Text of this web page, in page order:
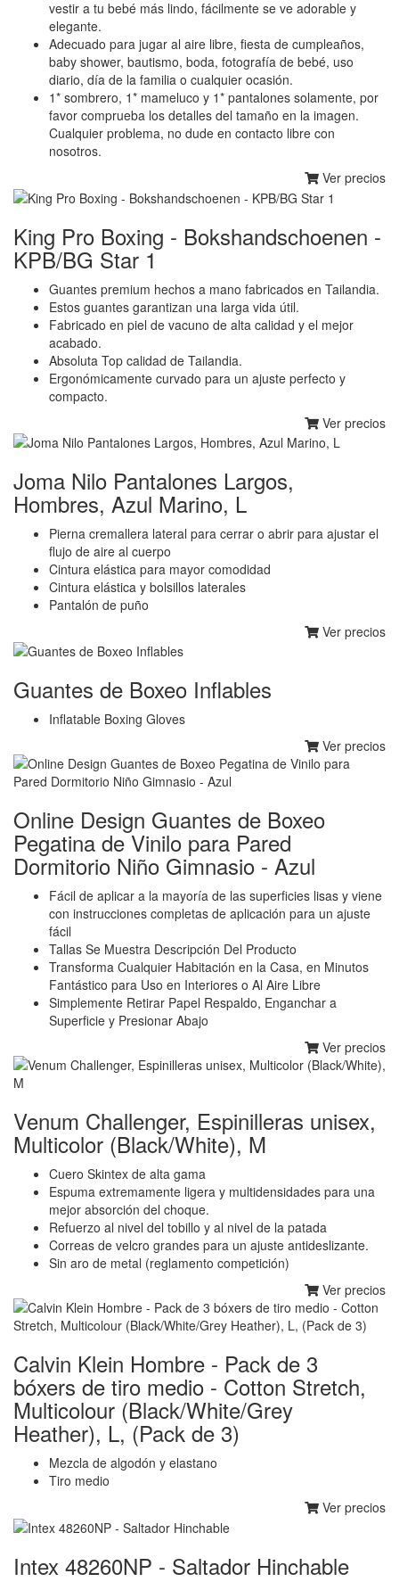
vestir a tu bebé más lindo, fácilmente se ve adorable y
elegante.
Adecuado para jugar al aire libre, fiesta de cumpleaños,
baby shower, bautismo, boda, fotografía de bebé, uso
diario, día de la familia o cualquier ocasión.
1* sombrero, 1* mameluco y 1* pantalones solamente, por
favor comprueba los detalles del tamaño en la imagen.
Cualquier problema, no dude en contacto libre con
nosotros.
Ver precios
King Pro Boxing - Bokshandschoenen -
KPB/BG Star 1
Guantes premium hechos a mano fabricados en Tailandia.
Estos guantes garantizan una larga vida útil.
Fabricado en piel de vacuno de alta calidad y el mejor
acabado.
Absoluta Top calidad de Tailandia.
Ergonómicamente curvado para un ajuste perfecto y
compacto.
Ver precios
Joma Nilo Pantalones Largos,
Hombres, Azul Marino, L
Pierna cremallera lateral para cerrar o abrir para ajustar el
flujo de aire al cuerpo
Cintura elástica para mayor comodidad
Cintura elástica y bolsillos laterales
Pantalón de puño
Ver precios
Guantes de Boxeo Inflables
Inflatable Boxing Gloves
Ver precios
Online Design Guantes de Boxeo
Pegatina de Vinilo para Pared
Dormitorio Niño Gimnasio - Azul
Fácil de aplicar a la mayoría de las superficies lisas y viene
con instrucciones completas de aplicación para un ajuste
fácil
Tallas Se Muestra Descripción Del Producto
Transforma Cualquier Habitación en la Casa, en Minutos
Fantástico para Uso en Interiores o Al Aire Libre
Simplemente Retirar Papel Respaldo, Enganchar a
Superficie y Presionar Abajo
Ver precios
Venum Challenger, Espinilleras unisex,
Multicolor (Black/White), M
Cuero Skintex de alta gama
Espuma extremamente ligera y multidensidades para una
mejor absorción del choque.
Refuerzo al nivel del tobillo y al nivel de la patada
Correas de velcro grandes para un ajuste antideslizante.
Sin aro de metal (reglamento competición)
Ver precios
Calvin Klein Hombre - Pack de 3
bóxers de tiro medio - Cotton Stretch,
Multicolour (Black/White/Grey
Heather), L, (Pack de 3)
Mezcla de algodón y elastano
Tiro medio
Ver precios
Intex 48260NP - Saltador Hinchable